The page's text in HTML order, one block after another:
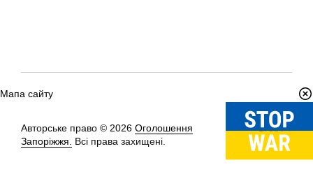
Мапа сайту
Авторське право © 2026 Оголошення
Запоріжжя.
Всі права захищені.
Вгору